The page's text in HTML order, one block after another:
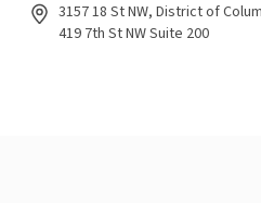
3157 18 St NW, District of
419 7th St NW Suite 200